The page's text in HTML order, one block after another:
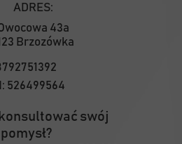
526499564
swój
pomysł?
ADRES:
43a
Brzozówka